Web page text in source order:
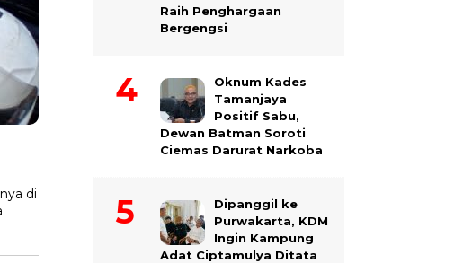
di
Raih Penghargaan
Bergengsi
Oknum Kades
Tamanjaya
Positif Sabu,
Dewan Batman Soroti
Ciemas Darurat Narkoba
Dipanggil ke
Purwakarta, KDM
Ingin Kampung
Adat Ciptamulya Ditata